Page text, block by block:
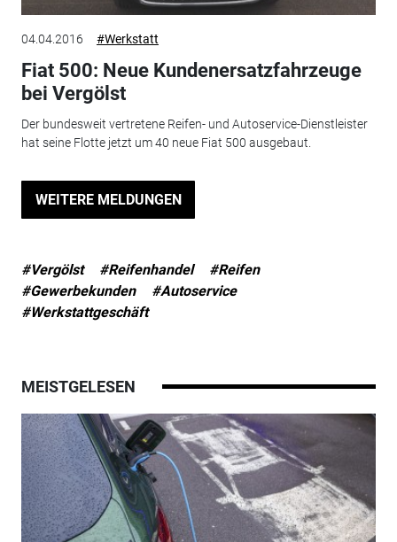
04.04.2016 #Werkstatt
Fiat 500: Neue Kundenersatzfahrzeuge
bei Vergölst
Der bundesweit vertretene Reifen- und Autoservice-Dienstleister
hat seine Flotte jetzt um 40 neue Fiat 500 ausgebaut.
WEITERE MELDUNGEN
#Vergölst #Reifenhandel
#Reifen
#Gewerbekunden
#Autoservice
#Werkstattgeschäft
MEISTGELESEN